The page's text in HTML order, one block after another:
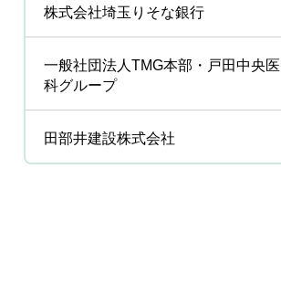
株式会社埼玉りそな銀行
一般社団法人TMG本部・戸田中央医
科グループ
田部井建設株式会社